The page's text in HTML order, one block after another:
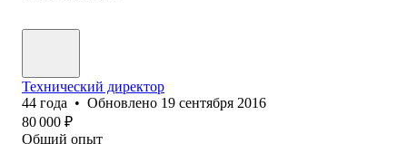
Технический директор
44 года • Обновлено 19 сентября 2016
80 000 ₽
Общий опыт